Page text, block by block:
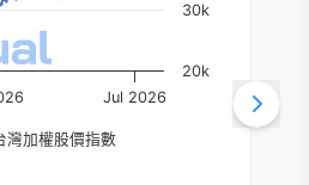
灣加權股價指數
Jul 2026
20k
30k